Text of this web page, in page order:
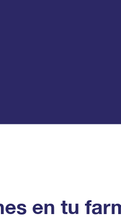
en tu